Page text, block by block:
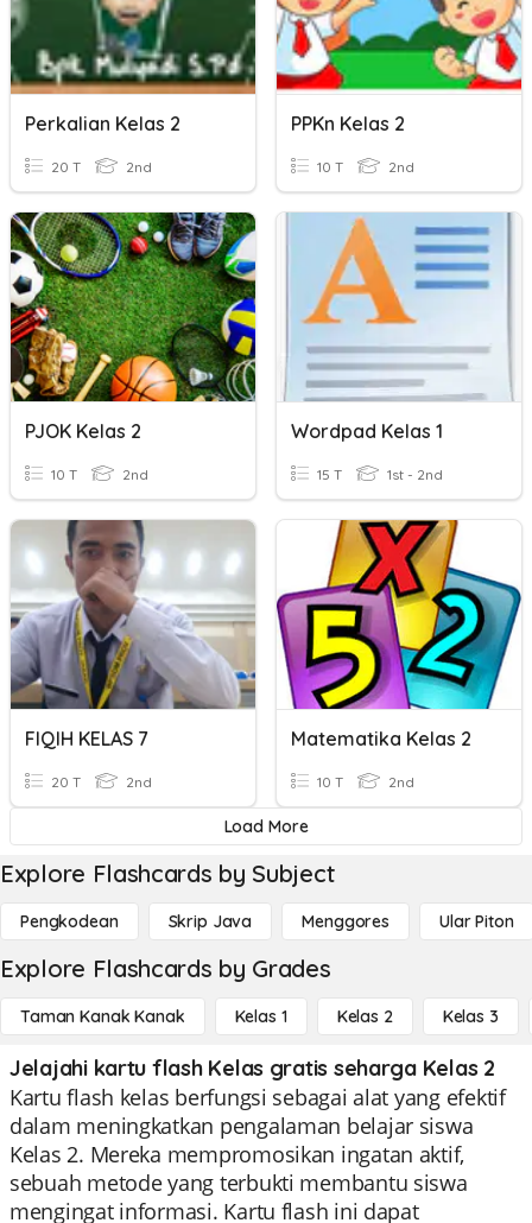
Perkalian Kelas 2
20 T 2nd
PPKn Kelas 2
10 T 2nd
PJOK Kelas 2
10 T 2nd
Wordpad Kelas 1
15 T 1st - 2nd
FIQIH KELAS 7
20 T 2nd
Matematika Kelas 2
10 T 2nd
Load More
Explore Flashcards by Subject
Pengkodean Skrip Java Menggores Ular Piton
Explore Flashcards by Grades
Taman Kanak Kanak Kelas 1 Kelas 2 Kelas 3
Jelajahi kartu flash Kelas gratis seharga Kelas 2
Kartu flash kelas berfungsi sebagai alat yang efektif
dalam meningkatkan pengalaman belajar siswa
Kelas 2. Mereka mempromosikan ingatan aktif,
sebuah metode yang terbukti membantu siswa
mengingat informasi. Kartu flash ini dapat